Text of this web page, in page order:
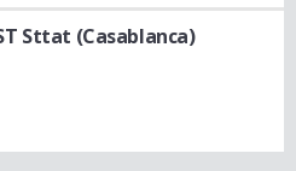
Sttat (Casablanca)